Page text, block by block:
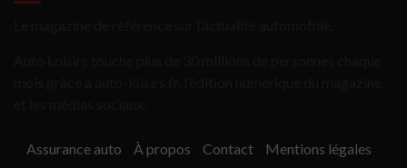
Assurance auto À propos Contact Mentions légales